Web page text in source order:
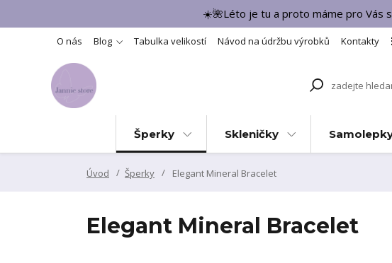
☀️🌺Léto je tu a proto máme pro Vás
O nás Blog Tabulka velikostí Návod na údržbu výrobků Kontakty
Šperky Skleničky
Úvod Šperky Elegant Mineral Bracelet
Elegant Mineral Bracelet